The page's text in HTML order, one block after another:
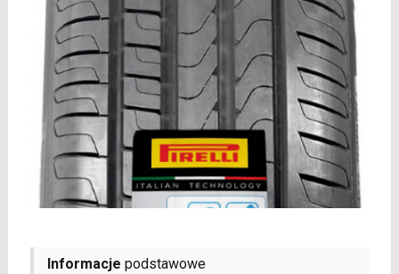
Informacje podstawowe